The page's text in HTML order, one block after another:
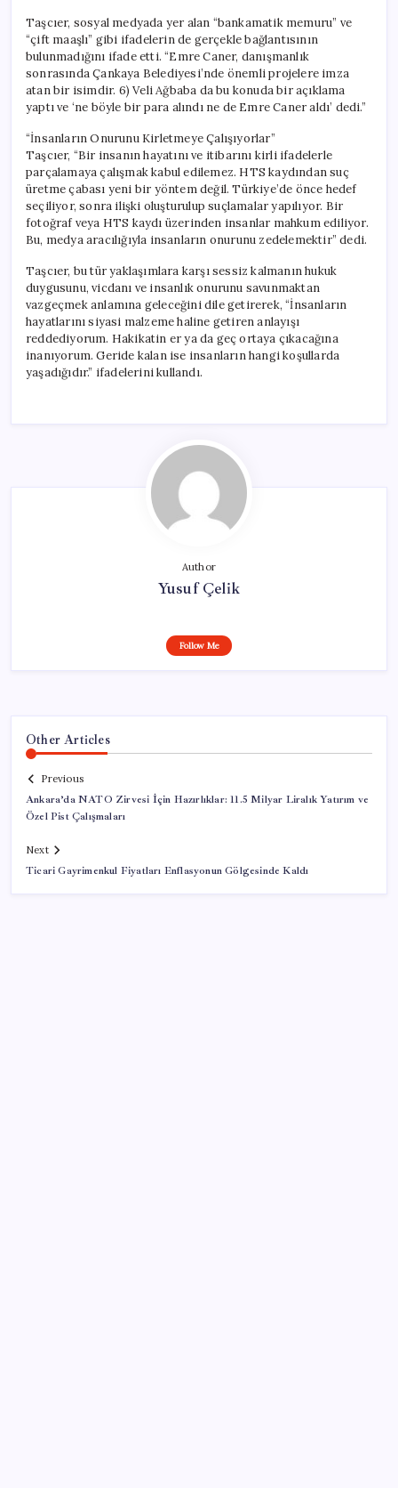
Taşcıer, sosyal medyada yer alan “bankamatik memuru” ve
“çift maaşlı” gibi ifadelerin de gerçekle bağlantısının
bulunmadığını ifade etti. “Emre Caner, danışmanlık
sonrasında Çankaya Belediyesi’nde önemli projelere imza
atan bir isimdir. 6) Veli Ağbaba da bu konuda bir açıklama
yaptı ve ‘ne böyle bir para alındı ne de Emre Caner aldı’ dedi.”
“İnsanların Onurunu Kirletmeye Çalışıyorlar”
Taşcıer, “Bir insanın hayatını ve itibarını kirli ifadelerle
parçalamaya çalışmak kabul edilemez. HTS kaydından suç
üretme çabası yeni bir yöntem değil. Türkiye’de önce hedef
seçiliyor, sonra ilişki oluşturulup suçlamalar yapılıyor. Bir
fotoğraf veya HTS kaydı üzerinden insanlar mahkum ediliyor.
Bu, medya aracılığıyla insanların onurunu zedelemektir” dedi.
Taşcıer, bu tür yaklaşımlara karşı sessiz kalmanın hukuk
duygusunu, vicdanı ve insanlık onurunu savunmaktan
vazgeçmek anlamına geleceğini dile getirerek, “İnsanların
hayatlarını siyasi malzeme haline getiren anlayışı
reddediyorum. Hakikatin er ya da geç ortaya çıkacağına
inanıyorum. Geride kalan ise insanların hangi koşullarda
yaşadığıdır.” ifadelerini kullandı.
Author
Yusuf Çelik
Follow Me
Other Articles
Previous
Ankara’da NATO Zirvesi İçin Hazırlıklar: 11.5 Milyar Liralık Yatırım ve
Özel Pist Çalışmaları
Next
Ticari Gayrimenkul Fiyatları Enflasyonun Gölgesinde Kaldı